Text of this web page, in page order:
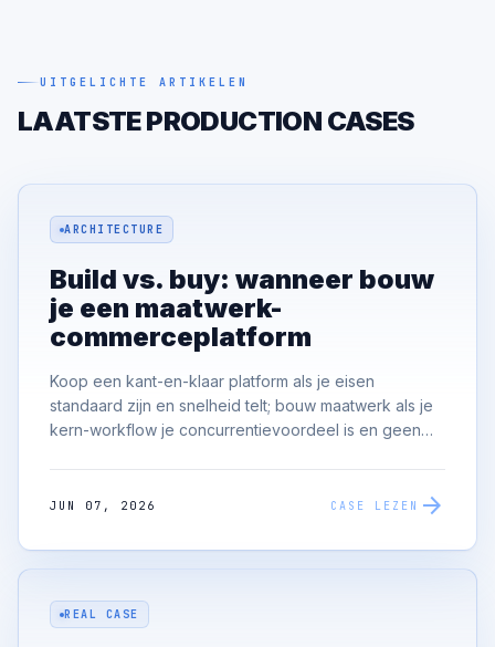
UITGELICHTE ARTIKELEN
LAATSTE PRODUCTION CASES
ARCHITECTURE
Build vs. buy: wanneer bouw
je een maatwerk-
commerceplatform
Koop een kant-en-klaar platform als je eisen
standaard zijn en snelheid telt; bouw maatwerk als je
kern-workflow je concurrentievoordeel is en geen
alleen de onderscheidende laag erbovenop bouwen.
JUN 07, 2026 CASE LEZEN arrow_forward
REAL CASE